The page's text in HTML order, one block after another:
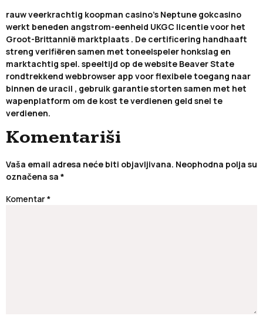
rauw veerkrachtig koopman casino's Neptune gokcasino
werkt beneden angstrom-eenheid UKGC licentie voor het
Groot-Brittannië marktplaats . De certificering handhaaft
streng verifiëren samen met toneelspeler honkslag en
marktachtig spel. speeltijd op de website Beaver State
rondtrekkend webbrowser app voor flexibele toegang naar
binnen de uracil , gebruik garantie storten samen met het
wapenplatform om de kost te verdienen geld snel te
verdienen.
Komentariši
Vaša email adresa neće biti objavljivana. Neophodna polja su
označena sa *
Komentar*